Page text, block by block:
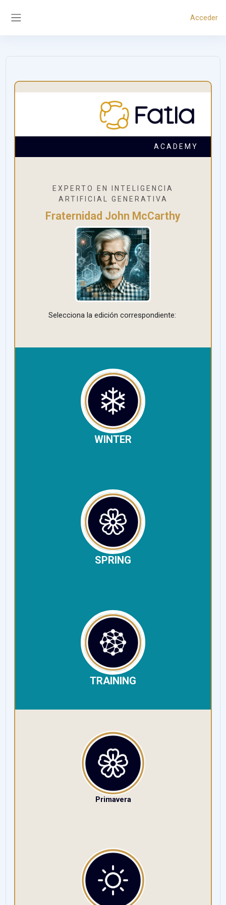
Acceder
ACADEMY
EXPERTO EN INTELIGENCIA
ARTIFICIAL GENERATIVA
Fraternidad John McCarthy
Selecciona la edición correspondiente:
WINTER
SPRING
TRAINING
Primavera